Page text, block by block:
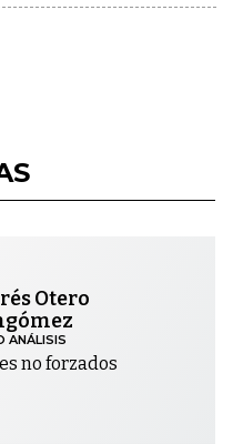
Otero
ANÁLISIS
no forzados